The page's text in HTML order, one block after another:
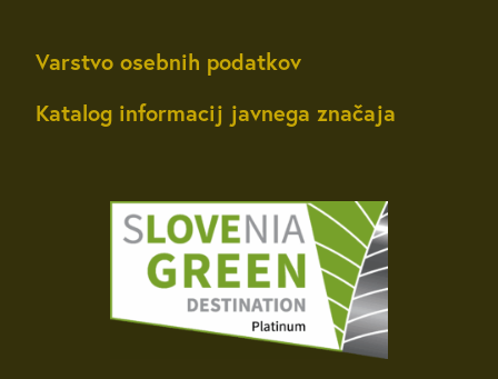
Varstvo osebnih podatkov
Katalog informacij javnega značaja